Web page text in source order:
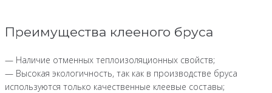
Преимущества клееного бруса
— Наличие отменных теплоизоляционных свойств;
— Высокая экологичность, так как в производстве бруса
используются только качественные клеевые составы;